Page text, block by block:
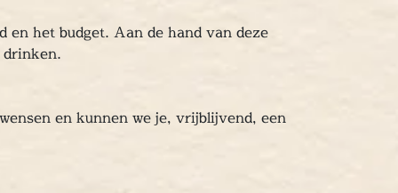
en het budget. Aan de hand van deze
drinken.
en kunnen we je, vrijblijvend, een